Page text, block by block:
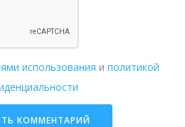
использования и политикой